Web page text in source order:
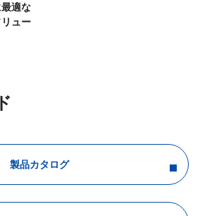
適な
ュー
製品カタログ